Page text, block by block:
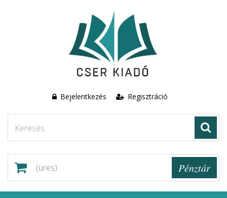
Bejelentkezés Regisztráció
(üres) Pénztár